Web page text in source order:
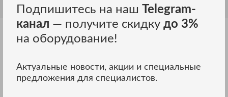
ОБСУЖДЕНИЕ
Другие модели АКИП
Подпишитесь на наш Telegram-
канал — получите скидку до 3%
на оборудование!
Актуальные новости, акции и специальные
предложения для специалистов.